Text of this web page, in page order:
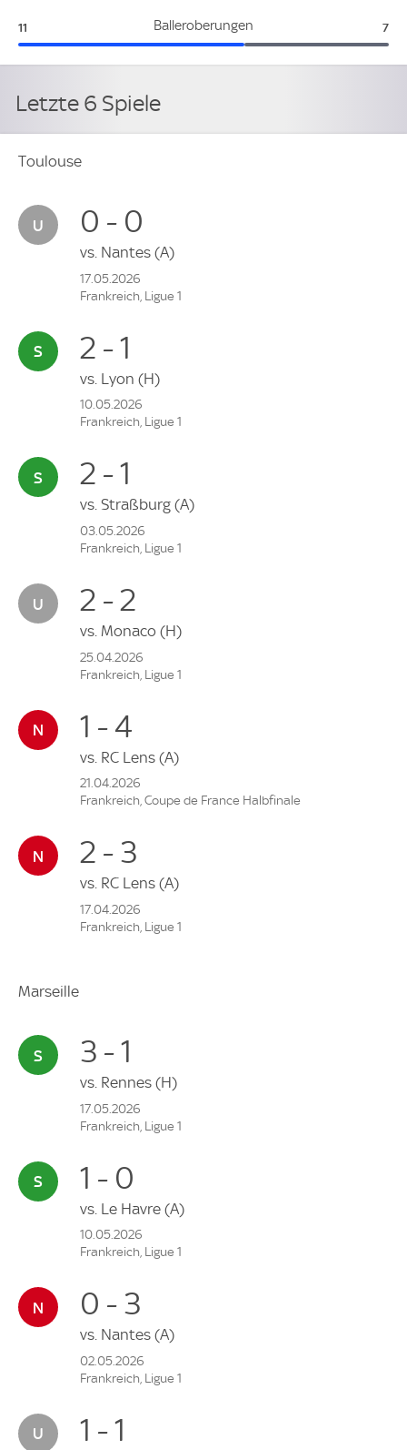
Balleroberungen
Toulouse:
11 7
Letzte 6 Spiele
Toulouse
0 - 0
vs. Nantes (A)
17.05.2026
Frankreich, Ligue 1
2 - 1
vs. Lyon (H)
10.05.2026
Frankreich, Ligue 1
2 - 1
vs. Straßburg (A)
03.05.2026
Frankreich, Ligue 1
2 - 2
vs. Monaco (H)
25.04.2026
Frankreich, Ligue 1
1 - 4
vs. RC Lens (A)
21.04.2026
Frankreich, Coupe de France Halbfinale
2 - 3
vs. RC Lens (A)
17.04.2026
Frankreich, Ligue 1
Marseille
3 - 1
vs. Rennes (H)
17.05.2026
Frankreich, Ligue 1
1 - 0
vs. Le Havre (A)
10.05.2026
Frankreich, Ligue 1
0 - 3
vs. Nantes (A)
02.05.2026
Frankreich, Ligue 1
1 - 1